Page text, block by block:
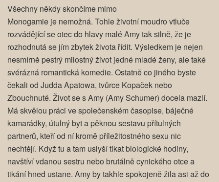
Všechny někdy skončíme mimo
Monogamie je nemožná. Tohle životní moudro vtluče
rozvádějící se otec do hlavy malé Amy tak silně, že je
rozhodnutá se jím zbytek života řídit. Výsledkem je nejen
nesmírně pestrý milostný život jedné mladé ženy, ale také
svérázná romantická komedie. Ostatně co jiného byste
čekali od Judda Apatowa, tvůrce Kopaček nebo
Zbouchnuté. Život se s Amy (Amy Schumer) docela mazlí.
Má skvělou práci ve společenském časopise, báječné
kamarádky, útulný byt a pěknou sestavu přítulných
partnerů, kteří od ní kromě příležitostného sexu nic
nechtějí. Když tu a tam uslyší tikat biologické hodiny,
navštíví vdanou sestru nebo brutálně cynického otce a
tikání hned ustane. Amy by takhle spokojeně žila asi až do